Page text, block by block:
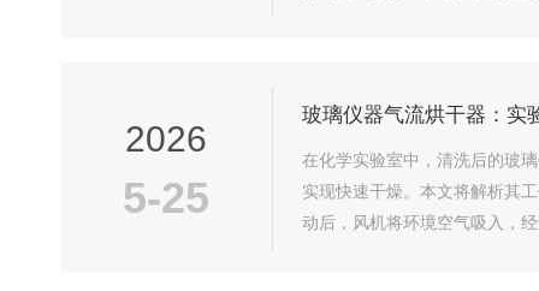
2026
5-25
玻璃仪器气流烘干器：实
在化学实验室中，清洗后的玻
实现快速干燥。本文将解析其
动后，风机将环境空气吸入，